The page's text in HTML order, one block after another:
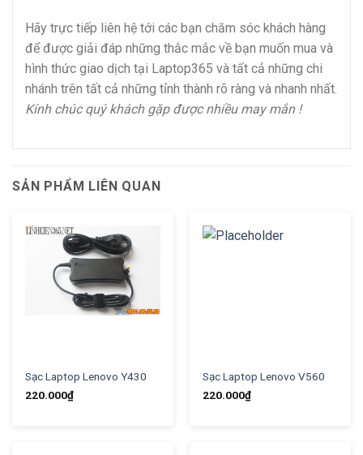
Hãy trực tiếp liên hệ tới các bạn chăm sóc khách hàng
để được giải đáp những thắc mắc về bạn muốn mua và
hình thức giao dịch tại Laptop365 và tất cả những chi
nhánh trên tất cả những tỉnh thành rõ ràng và nhanh nhất.
Kính chúc quý khách gặp được nhiều may mắn !
SẢN PHẨM LIÊN QUAN
Sạc Laptop Lenovo Y430
220.000₫
Sạc Laptop Lenovo V560
220.000₫